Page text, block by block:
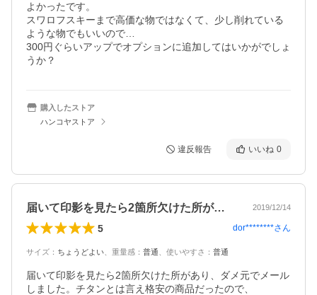
よかったです。
スワロフスキーまで高価な物ではなくて、少し削れている
ような物でもいいので…
300円ぐらいアップでオプションに追加してはいかがでしょ
うか？
購入したストア
ハンコヤストア
違反報告 いいね 0
届いて印影を見たら2箇所欠けた所があり… 2019/12/14
5 dor********さん
サイズ ： ちょうどよい 重量感 ： 普通 使いやすさ ： 普通
届いて印影を見たら2箇所欠けた所があり、ダメ元でメール
しました。チタンとは言え格安の商品だったので、